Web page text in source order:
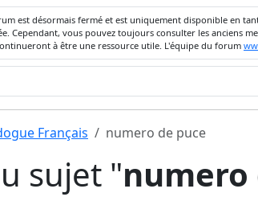
est désormais fermé et est uniquement disponible en
vous pouvez toujours consulter les anciens
à être une ressource utile. L'équipe du forum
Français numero de puce
sujet "numero